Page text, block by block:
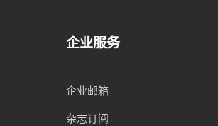
企业服务
企业邮箱
杂志订阅